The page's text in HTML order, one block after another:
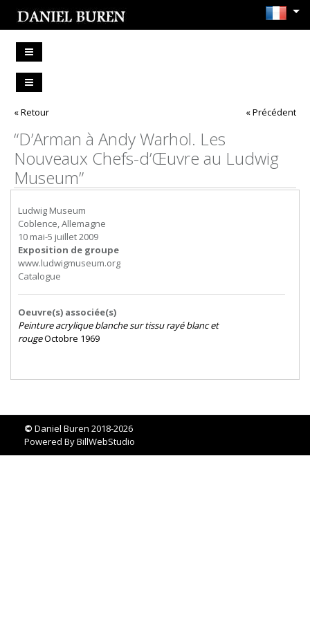
« Retour « Précédent
“D’Arman à Andy Warhol. Les
Nouveaux Chefs-d’Œuvre au Ludwig
Museum”
Ludwig Museum
Coblence, Allemagne
10 mai-5 juillet 2009
Exposition de groupe
www.ludwigmuseum.org
Catalogue
Oeuvre(s) associée(s)
Peintureacryliqueblanchesurtissurayéblancet
rougeOctobre 1969
© Daniel Buren 2018-2026
Powered ByBillWebStudio